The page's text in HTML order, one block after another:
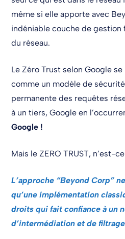
même si elle apporte avec
indéniable couche de gestion
du réseau.
Le Zéro Trust selon Google
comme un modèle de
permanente des requêtes
à un tiers, Google en
Google !
Mais le ZERO TRUST, n’est-
L’approche “Beyond Corp”
qu’une implémentation
droits qui fait confiance à un
d’intermédiation et de